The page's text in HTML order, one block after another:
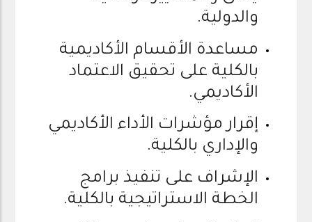
والدولية.
مساعدة الأقسام الأكاديمية
بالكلية على تحقيق الاعتماد
الأكاديمي.
إقرار مؤشرات الأداء الأكاديمي
والإداري بالكلية.
الإشراف على تنفيذ برامج
الخطة الاستراتيجية بالكلية.